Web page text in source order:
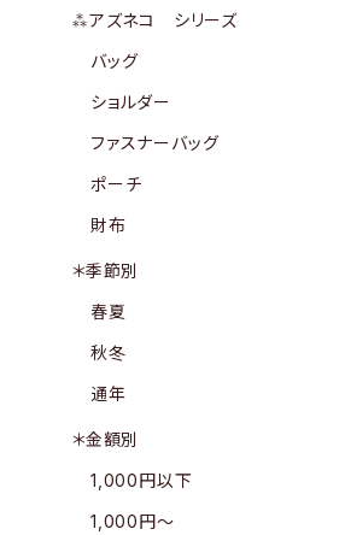
⁂アズネコ シリーズ
バッグ
ショルダー
ファスナーバッグ
ポーチ
財布
＊季節別
春夏
秋冬
通年
＊金額別
1,000円以下
1,000円〜